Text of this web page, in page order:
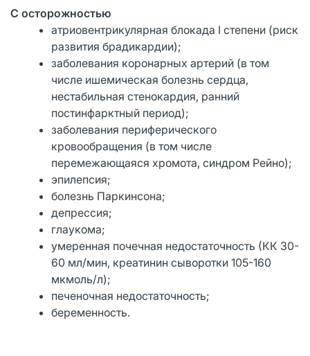
С осторожностью
атриовентрикулярная блокада I степени (риск
развития брадикардии);
заболевания коронарных артерий (в том
числе ишемическая болезнь сердца,
нестабильная стенокардия, ранний
постинфарктный период);
заболевания периферического
кровообращения (в том числе
перемежающаяся хромота, синдром Рейно);
эпилепсия;
болезнь Паркинсона;
депрессия;
глаукома;
умеренная почечная недостаточность (КК 30-
60 мл/мин, креатинин сыворотки 105-160
мкмоль/л);
печеночная недостаточность;
беременность.